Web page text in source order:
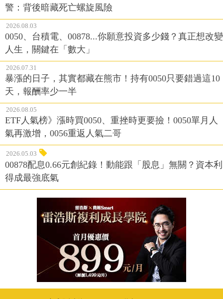
警：背後暗藏死亡螺旋風險
2026.08.03
0050、台積電、00878...你願意投資多少錢？真正想改變
人生，關鍵在「數大」
2026.07.31
暴漲的日子，其實都藏在熊市！持有0050只要錯過這10
天，報酬率少一半
2026.08.05
ETF人氣榜》漲時買0050、重挫時更要撿！0050單月人
氣再激增，0056重返人氣二哥
2026.05.03
00878配息0.66元創紀錄！動能跟「股息」無關？資本利
得成最強底氣